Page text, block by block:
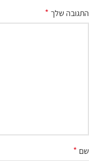
התגובה שלך *
שם *